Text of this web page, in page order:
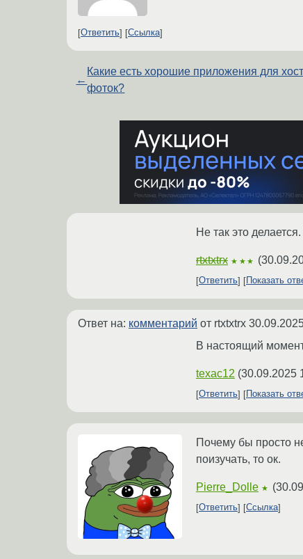
Ответить Ссылка
←
Какие есть хорошие приложения для
фоток?
Не так это
rtxtxtrx ★★★ (
Ответить Показать
Ответ на: комментарий от rtxtxtrx
В настоящий
texac12 (30.09.2025
Ответить
Показать
Почему бы просто
поизучать, то ок.
Pierre_Dolle ★ (
Ответить Ссылка